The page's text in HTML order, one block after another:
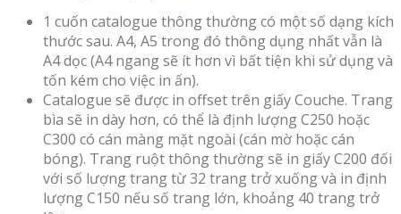
1 cuốn catalogue thông thường có một số dạng kích
thước sau. A4, A5 trong đó thông dụng nhất vẫn là
A4 dọc (A4 ngang sẽ ít hơn vì bất tiện khi sử dụng và
tốn kém cho việc in ấn).
Catalogue sẽ được in offset trên giấy Couche. Trang
bìa sẽ in dày hơn, có thể là định lượng C250 hoặc
C300 có cán màng mặt ngoài (cán mờ hoặc cán
bóng). Trang ruột thông thường sẽ in giấy C200 đối
với số lượng trang từ 32 trang trở xuống và in định
lượng C150 nếu số trang lớn, khoảng 40 trang trở